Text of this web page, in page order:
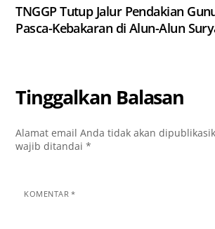
TNGGP Tutup Jalur Pendakian
Pasca-Kebakaran di Alun-Alun
Tinggalkan Balasan
Alamat email Anda tidak akan
wajib ditandai*
KOMENTAR*